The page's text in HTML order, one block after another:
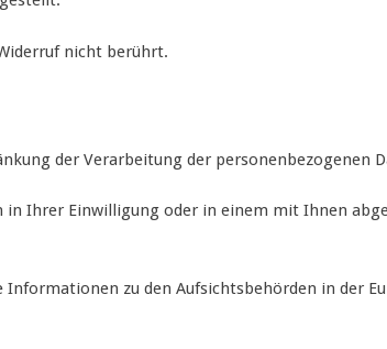
nicht berührt.
der Verarbeitung der personenbezogenen
Ihrer Einwilligung oder in einem mit Ihnen
zu den Aufsichtsbehörden in der